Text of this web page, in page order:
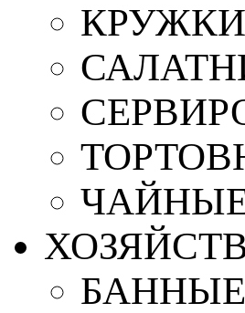
КРУЖКИ